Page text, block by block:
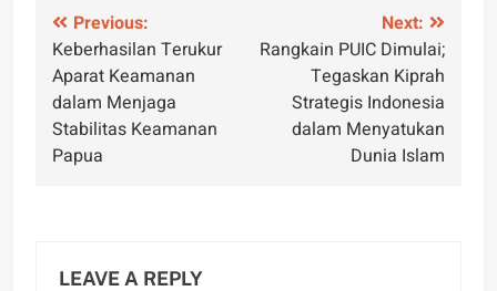
Post
navigation
Previous:
Keberhasilan Terukur
Aparat Keamanan
dalam Menjaga
Stabilitas Keamanan
Papua
Next:
Rangkain PUIC Dimulai;
Tegaskan Kiprah
Strategis Indonesia
dalam Menyatukan
Dunia Islam
LEAVE A REPLY